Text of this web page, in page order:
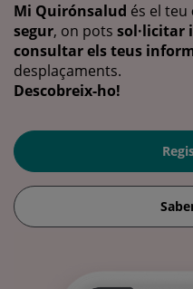
Mi Quirónsalud és el teu
segur, on pots sol·licitar
consultar els teus
desplaçaments.
Descobreix-ho!